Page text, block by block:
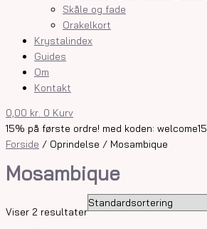
Skåle og fade
Orakelkort
Krystalindex
Guides
Om
Kontakt
0,00 kr. 0 Kurv
15% på første ordre! med koden: welcome15
Forside / Oprindelse / Mosambique
Mosambique
Viser 2 resultater